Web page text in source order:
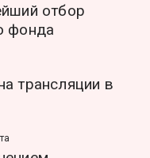
отбор
фонда
трансляции в